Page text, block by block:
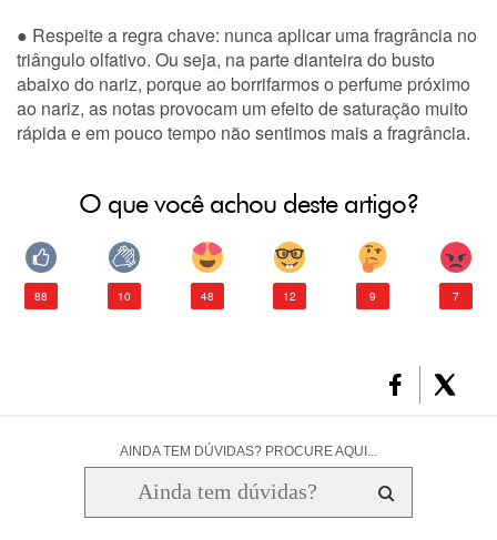
● Respeite a regra chave: nunca aplicar uma fragrância no
triângulo olfativo. Ou seja, na parte dianteira do busto
abaixo do nariz, porque ao borrifarmos o perfume próximo
ao nariz, as notas provocam um efeito de saturação muito
rápida e em pouco tempo não sentimos mais a fragrância.
O que você achou deste artigo?
88 10 48 12 9 7
AINDA TEM DÚVIDAS? PROCURE AQUI...